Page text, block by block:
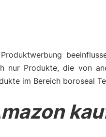
nur Produkte, die von
im Bereich boroseal